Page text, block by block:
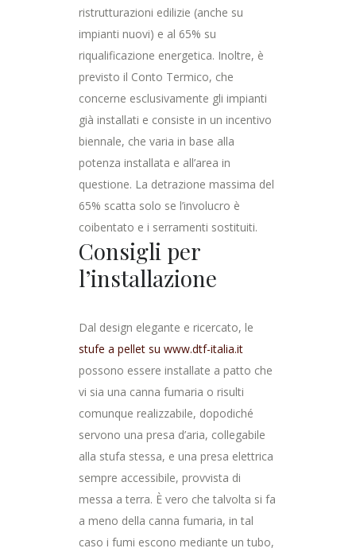
ristrutturazioni edilizie (anche su
impianti nuovi) e al 65% su
riqualificazione energetica. Inoltre, è
previsto il Conto Termico, che
concerne esclusivamente gli impianti
già installati e consiste in un incentivo
biennale, che varia in base alla
potenza installata e all’area in
questione. La detrazione massima del
65% scatta solo se l’involucro è
coibentato e i serramenti sostituiti.
Consigli per
l’installazione
Dal design elegante e ricercato, le
stufe a pellet su www.dtf-italia.it
possono essere installate a patto che
vi sia una canna fumaria o risulti
comunque realizzabile, dopodiché
servono una presa d’aria, collegabile
alla stufa stessa, e una presa elettrica
sempre accessibile, provvista di
messa a terra. È vero che talvolta si fa
a meno della canna fumaria, in tal
caso i fumi escono mediante un tubo,